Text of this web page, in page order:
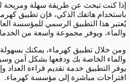
إذا كنت تبحث عن طريقة سهلة ومريحة
باستخدام هاتفك الذكي، فإن تطبيق
يُعتبر هذا التطبيق الرسمي للمؤسسة
والماء، ويوفر مجموعة واسعة من
ومن خلال تطبيق كهرماء، يمكنك
والماء الخاصة بك ودفعها بشكل آمن
يوفر التطبيق خدمة تقديم قراءة
اقتراحات مباشرة إلى مؤسسة كهرماء.